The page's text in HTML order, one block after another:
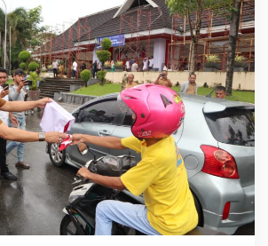
u
k
u
B
a
g
i
5
.
2
7
5
B
e
n
d
e